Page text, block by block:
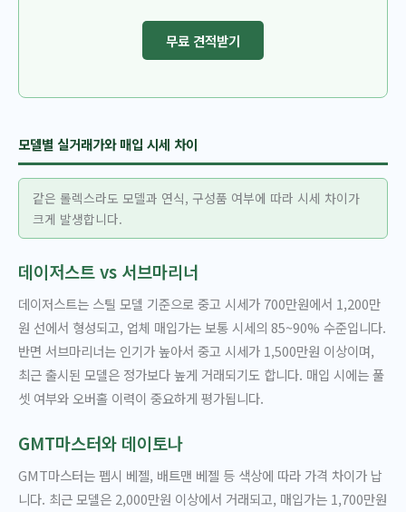
무료 견적받기
모델별 실거래가와 매입 시세 차이
같은 롤렉스라도 모델과 연식, 구성품 여부에 따라 시세 차이가
크게 발생합니다.
데이저스트 vs 서브마리너
데이저스트는 스틸 모델 기준으로 중고 시세가 700만원에서 1,200만
원 선에서 형성되고, 업체 매입가는 보통 시세의 85~90% 수준입니다.
반면 서브마리너는 인기가 높아서 중고 시세가 1,500만원 이상이며,
최근 출시된 모델은 정가보다 높게 거래되기도 합니다. 매입 시에는 풀
셋 여부와 오버홀 이력이 중요하게 평가됩니다.
GMT마스터와 데이토나
GMT마스터는 펩시 베젤, 배트맨 베젤 등 색상에 따라 가격 차이가 납
니다. 최근 모델은 2,000만원 이상에서 거래되고, 매입가는 1,700만원